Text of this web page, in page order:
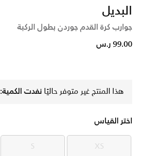
البديل
جوارب كرة القدم جوردن بطول الركبة
99.00 ر.س
هذا المنتج غير متوفر حاليًا نفدت الكمية:
اختر القياس
XS
XS
S
S